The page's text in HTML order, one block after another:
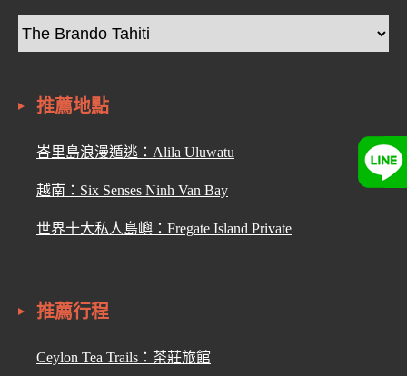
推薦地點
峇里島浪漫遁逃：Alila Uluwatu
越南：Six Senses Ninh Van Bay
世界十大私人島嶼：Fregate Island Private
推薦行程
Ceylon Tea Trails：茶莊旅館